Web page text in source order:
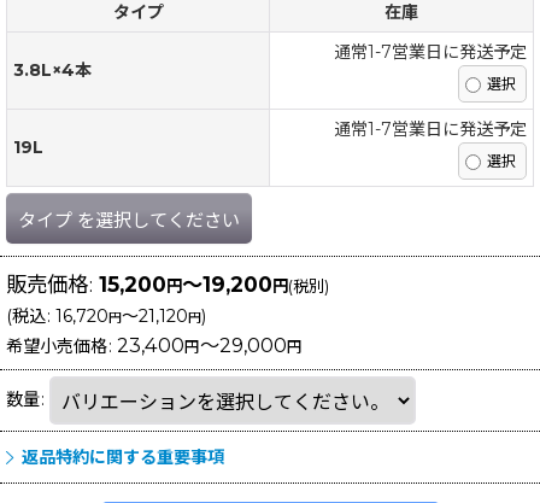
タイプ 在庫
3.8L×4本
通常1-7営業日に発送予定
19L
通常1-7営業日に発送予定
タイプ を選択してください
販売価格: 15,200円～19,200円(税別)
(税込: 16,720円～21,120円)
希望小売価格: 23,400 円 ～29,000 円
数量:
返品特約に関する重要事項